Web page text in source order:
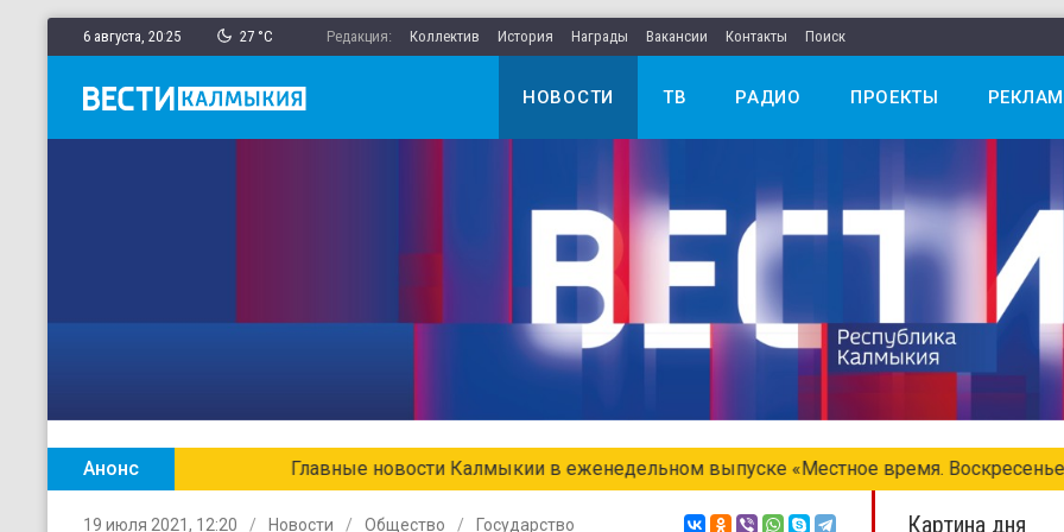
6 августа, 20:25 27 °C Редакция: Коллектив История Награды Вакансии Контакты Поиск
НОВОСТИ ТВ РАДИО ПРОЕКТЫ
Анонс Главные новости Калмыкии в еженедельном выпуске «Местное время. Воскресенье»
19 июля 2021, 12:20 Новости Общество Государство Картина дня